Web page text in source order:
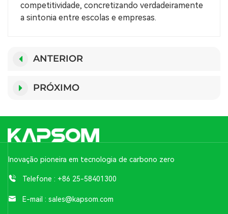
competitividade, concretizando verdadeiramente
a sintonia entre escolas e empresas.
ANTERIOR
PRÓXIMO
Inovação pioneira em tecnologia de carbono zero
Telefone : +86 25-58401300
E-mail : sales@kapsom.com